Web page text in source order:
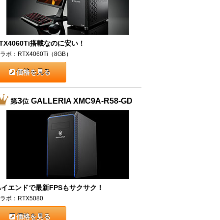
搭載なのに安い！
ボ：RTX4060Ti（8GB）
価格を見る
第3位GALLERIA XMC9A-R58-GD
エンドで最新FPSもサクサク！
ボ：RTX5080
価格を見る